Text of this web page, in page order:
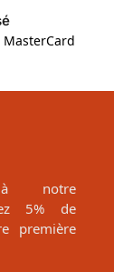
MasterCard
à notre
5% de
première